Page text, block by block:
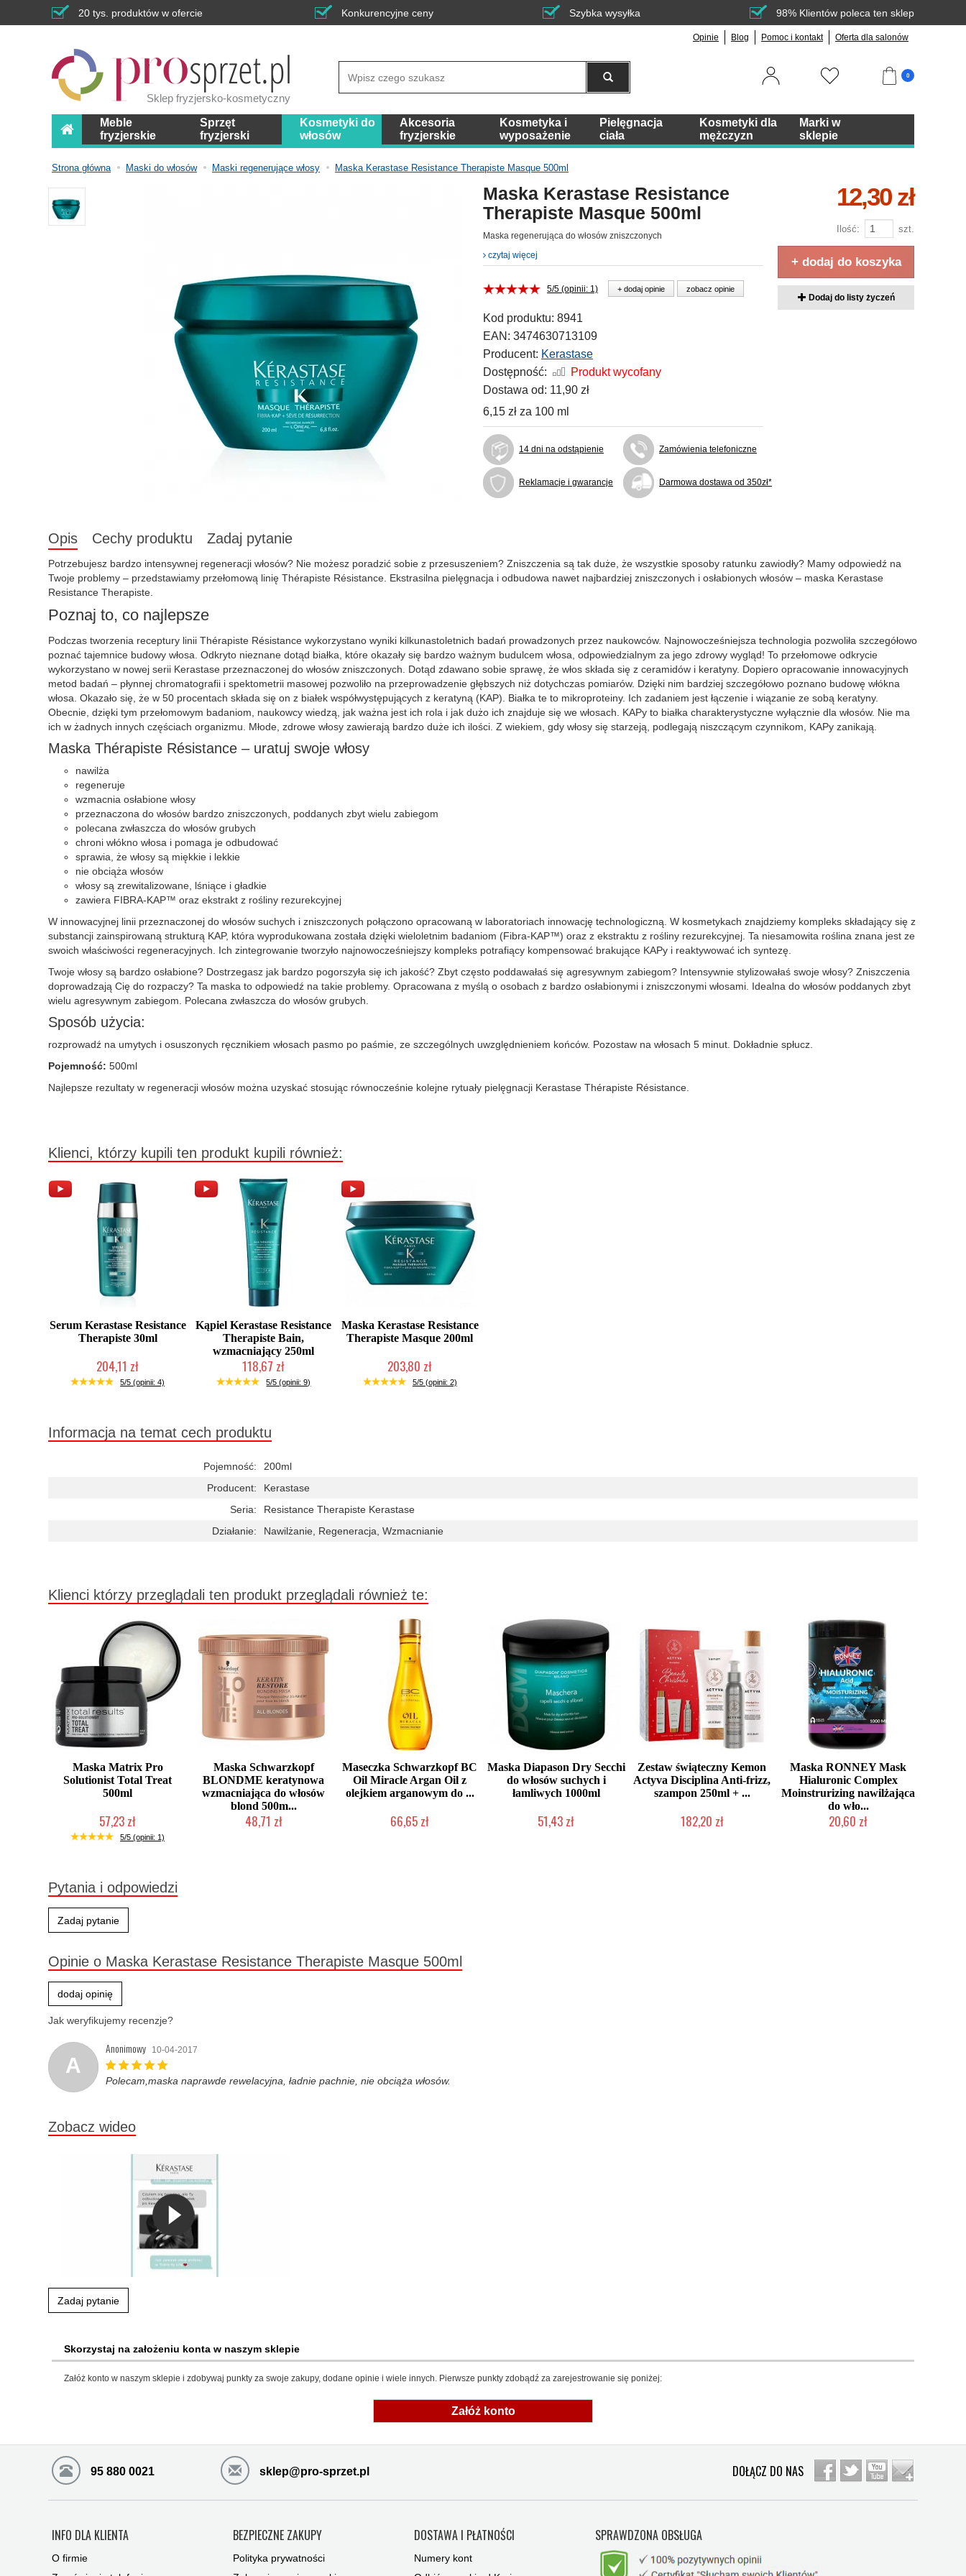
20 tys. produktów w ofercie Konkurencyjne ceny Szybka wysyłka 98% Klientów poleca ten sklep
Opinie Blog Pomoc i kontakt Oferta dla salonów
Sklep fryzjersko-kosmetyczny
0
Meble
fryzjerskie
Sprzęt
fryzjerski
Kosmetyki do
włosów
Akcesoria
fryzjerskie
Kosmetyka i
wyposażenie
Pielęgnacja
ciała
Kosmetyki dla
mężczyzn
Marki w
sklepie
Strona główna Maski do włosów Maski regenerujące włosy Maska Kerastase Resistance Therapiste Masque 500ml
Maska Kerastase Resistance
Therapiste Masque 500ml
Maska regenerująca do włosów zniszczonych
czytaj więcej
5/5 (opinii: 1) + dodaj opinie zobacz opinie
Kod produktu: 8941
EAN: 3474630713109
Producent: Kerastase
Dostępność:
Produkt wycofany
Dostawa od: 11,90 zł
6,15 zł za 100 ml
14 dni na odstąpienie Zamówienia telefoniczne
Reklamacje i gwarancje Darmowa dostawa od 350zł*
12,30 zł
Ilość: szt.
+ dodaj do koszyka
Dodaj do listy życzeń
Opis Cechy produktu Zadaj pytanie
Potrzebujesz bardzo intensywnej regeneracji włosów? Nie możesz poradzić sobie z przesuszeniem? Zniszczenia są tak duże, że wszystkie sposoby ratunku zawiodły? Mamy odpowiedź na
Twoje problemy – przedstawiamy przełomową linię Thérapiste Résistance. Ekstrasilna pielęgnacja i odbudowa nawet najbardziej zniszczonych i osłabionych włosów – maska Kerastase
Resistance Therapiste.
Poznaj to, co najlepsze
Podczas tworzenia receptury linii Thérapiste Résistance wykorzystano wyniki kilkunastoletnich badań prowadzonych przez naukowców. Najnowocześniejsza technologia pozwoliła szczegółowo
poznać tajemnice budowy włosa. Odkryto nieznane dotąd białka, które okazały się bardzo ważnym budulcem włosa, odpowiedzialnym za jego zdrowy wygląd! To przełomowe odkrycie
wykorzystano w nowej serii Kerastase przeznaczonej do włosów zniszczonych. Dotąd zdawano sobie sprawę, że włos składa się z ceramidów i keratyny. Dopiero opracowanie innowacyjnych
metod badań – płynnej chromatografii i spektometrii masowej pozwoliło na przeprowadzenie głębszych niż dotychczas pomiarów. Dzięki nim bardziej szczegółowo poznano budowę włókna
włosa. Okazało się, że w 50 procentach składa się on z białek współwystępujących z keratyną (KAP). Białka te to mikroproteiny. Ich zadaniem jest łączenie i wiązanie ze sobą keratyny.
Obecnie, dzięki tym przełomowym badaniom, naukowcy wiedzą, jak ważna jest ich rola i jak dużo ich znajduje się we włosach. KAPy to białka charakterystyczne wyłącznie dla włosów. Nie ma
ich w żadnych innych częściach organizmu. Młode, zdrowe włosy zawierają bardzo duże ich ilości. Z wiekiem, gdy włosy się starzeją, podlegają niszczącym czynnikom, KAPy zanikają.
Maska Thérapiste Résistance – uratuj swoje włosy
nawilża
regeneruje
wzmacnia osłabione włosy
przeznaczona do włosów bardzo zniszczonych, poddanych zbyt wielu zabiegom
polecana zwłaszcza do włosów grubych
chroni włókno włosa i pomaga je odbudować
sprawia, że włosy są miękkie i lekkie
nie obciąża włosów
włosy są zrewitalizowane, lśniące i gładkie
zawiera FIBRA-KAP™ oraz ekstrakt z rośliny rezurekcyjnej
W innowacyjnej linii przeznaczonej do włosów suchych i zniszczonych połączono opracowaną w laboratoriach innowację technologiczną. W kosmetykach znajdziemy kompleks składający się z
substancji zainspirowaną strukturą KAP, która wyprodukowana została dzięki wieloletnim badaniom (Fibra-KAP™) oraz z ekstraktu z rośliny rezurekcyjnej. Ta niesamowita roślina znana jest ze
swoich właściwości regeneracyjnych. Ich zintegrowanie tworzyło najnowocześniejszy kompleks potrafiący kompensować brakujące KAPy i reaktywować ich syntezę.
Twoje włosy są bardzo osłabione? Dostrzegasz jak bardzo pogorszyła się ich jakość? Zbyt często poddawałaś się agresywnym zabiegom? Intensywnie stylizowałaś swoje włosy? Zniszczenia
doprowadzają Cię do rozpaczy? Ta maska to odpowiedź na takie problemy. Opracowana z myślą o osobach z bardzo osłabionymi i zniszczonymi włosami. Idealna do włosów poddanych zbyt
wielu agresywnym zabiegom. Polecana zwłaszcza do włosów grubych.
Sposób użycia:
rozprowadź na umytych i osuszonych ręcznikiem włosach pasmo po paśmie, ze szczególnych uwzględnieniem końców. Pozostaw na włosach 5 minut. Dokładnie spłucz.
Pojemność: 500ml
Najlepsze rezultaty w regeneracji włosów można uzyskać stosując równocześnie kolejne rytuały pielęgnacji Kerastase Thérapiste Résistance.
Klienci, którzy kupili ten produkt kupili również:
Serum Kerastase Resistance
Therapiste 30ml
204,11 zł
Chwilowo niedostępny
5/5 (opinii: 4)
Kąpiel Kerastase Resistance
Therapiste Bain,
wzmacniający 250ml
118,67 zł
Mała ilość (wysyłka w 24h)
5/5 (opinii: 9)
Maska Kerastase Resistance
Therapiste Masque 200ml
203,80 zł
Mała ilość (wysyłka w 24h)
5/5 (opinii: 2)
Informacja na temat cech produktu
Pojemność:
200ml
Producent:
Kerastase
Seria:
Resistance Therapiste Kerastase
Działanie:
Nawilżanie, Regeneracja, Wzmacnianie
Klienci którzy przeglądali ten produkt przeglądali również te:
Maska Matrix Pro
Solutionist Total Treat
500ml
57,23 zł
Produkt wycofany
5/5 (opinii: 1)
Maska Schwarzkopf
BLONDME keratynowa
wzmacniająca do włosów
blond 500m...
48,71 zł
Maseczka Schwarzkopf BC
Oil Miracle Argan Oil z
olejkiem arganowym do ...
66,65 zł
Maska Diapason Dry Secchi
do włosów suchych i
łamliwych 1000ml
51,43 zł
Zestaw świąteczny Kemon
Actyva Disciplina Anti-frizz,
szampon 250ml + ...
182,20 zł
Maska RONNEY Mask
Hialuronic Complex
Moinstrurizing nawilżająca
do wło...
20,60 zł
Pytania i odpowiedzi
Zadaj pytanie
Opinie o Maska Kerastase Resistance Therapiste Masque 500ml
dodaj opinię
Jak weryfikujemy recenzje?
A
Anonimowy 10-04-2017
Polecam,maska naprawde rewelacyjna, ładnie pachnie, nie obciąża włosów.
Zobacz wideo
Zadaj pytanie
Skorzystaj na założeniu konta w naszym sklepie
Załóż konto w naszym sklepie i zdobywaj punkty za swoje zakupy, dodane opinie i wiele innych. Pierwsze punkty zdobądź za zarejestrowanie się poniżej:
Załóż konto
95 880 0021 sklep@pro-sprzet.pl DOŁĄCZ DO NAS
INFO DLA KLIENTA
O firmie
BEZPIECZNE ZAKUPY
Polityka prywatności
DOSTAWA I PŁATNOŚCI
Numery kont
SPRAWDZONA OBSŁUGA